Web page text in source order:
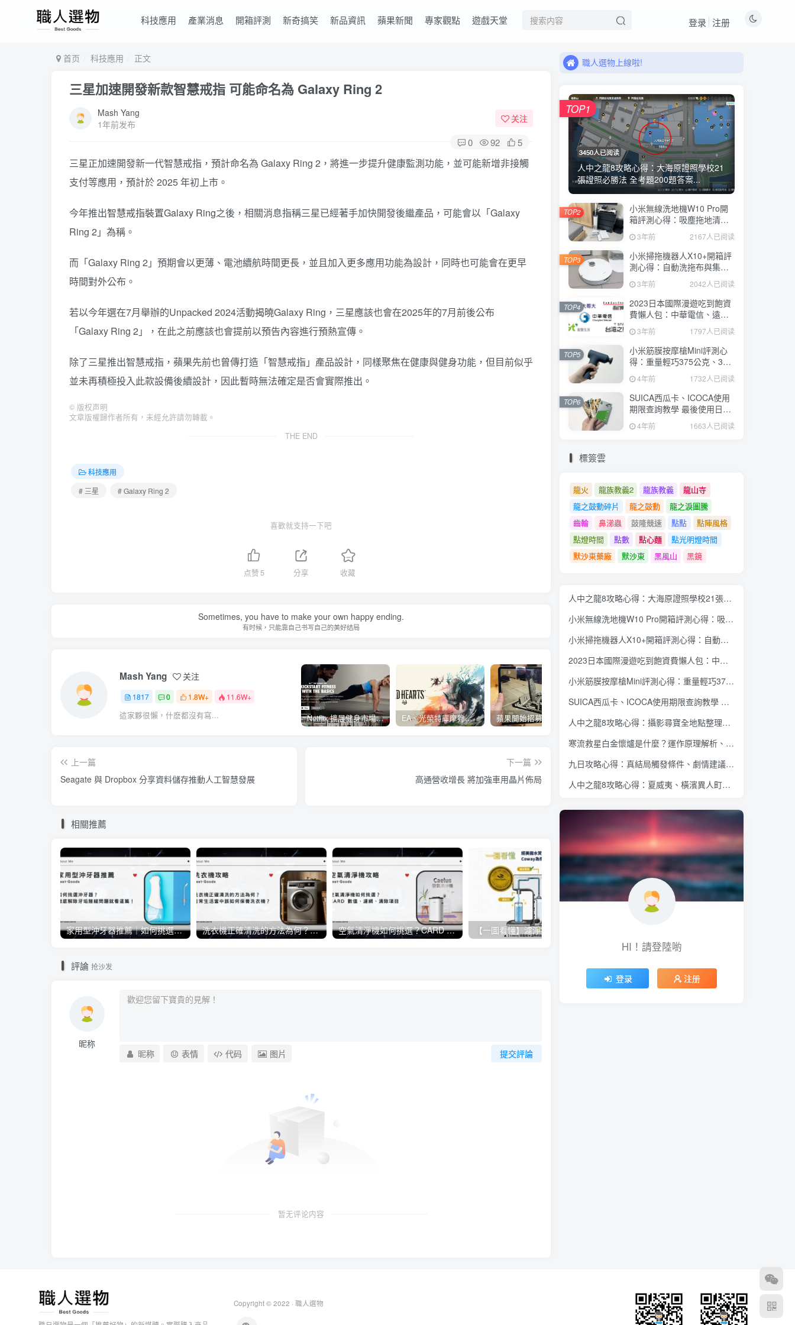
科技應用 產業消息 開箱評測 新奇搞笑 新品資訊 蘋果新聞 專家觀點 遊戲天堂 登录 注册
首页 科技應用 正文
三星加速開發新款智慧戒指 可能命名為 Galaxy Ring 2
Mash Yang
1年前发布
关注
0 92 5
三星正加速開發新一代智慧戒指，預計命名為 Galaxy Ring 2，將進一步提升健康監測功能，並可能新增非接觸
支付等應用，預計於 2025 年初上市。
今年推出智慧戒指裝置Galaxy Ring之後，相關消息指稱三星已經著手加快開發後繼產品，可能會以「Galaxy
Ring 2」為稱。
而「Galaxy Ring 2」預期會以更薄、電池續航時間更長，並且加入更多應用功能為設計，同時也可能會在更早
時間對外公布。
若以今年選在7月舉辦的Unpacked 2024活動揭曉Galaxy Ring，三星應該也會在2025年的7月前後公布
「Galaxy Ring 2」，在此之前應該也會提前以預告內容進行預熱宣傳。
除了三星推出智慧戒指，蘋果先前也曾傳打造「智慧戒指」產品設計，同樣聚焦在健康與健身功能，但目前似乎
並未再積極投入此款設備後續設計，因此暫時無法確定是否會實際推出。
© 版权声明
文章版權歸作者所有，未經允許請勿轉載。
THE END
科技應用
# 三星
# Galaxy Ring 2
喜歡就支持一下吧
点赞 5 分享 收藏
Sometimes, you have to make your own happy ending.
有时候，只能靠自己书写自己的美好结局
Mash Yang 关注
1817 0 1.8W+ 11.6W+
這家夥很懶，什麽都沒有寫... Netflix 擴展健身市場 與 Nike 合作推出《Nike Training Club》系列健身影片 EA、光榮特庫摩狩獵冒險遊戲《WILD HEARTS》公布「強大化獸」宣傳影片 蘋果開始招募混合實境應用內容開發人員 將能對應各類3D全景應用內容互動、影音服務使用體驗 Twitter Blue 訂閱服務重新推出 用 iOS 裝置訂閱月費多 3 美金
上一篇
Seagate 與 Dropbox 分享資料儲存推動人工智慧發展
下一篇
高通營收增長 將加強車用晶片佈局
相關推薦
家用型沖牙器推薦｜如何挑選沖牙器？徹底解除牙垢隙縫問題就看這篇！ 洗衣機正確清洗的方法為何？日常生活當中該如何保養洗衣機？ 空氣清淨機如何挑選？CARD 數值、濾網、清除項目《懶人包》
評論 抢沙发
昵称
提交評論
昵称 表情 代码 图片
暂无评论内容
職人選物上線啦!
職人選物上線啦!
3450人已阅读
人中之龍8攻略心得：大海原證照學校21
張證照必勝法 全考題200題答案...
TOP1
小米無線洗地機W10 Pro開
箱評測心得：吸塵拖地清洗3
合1、90度可調式機身、續航
力35分鐘、售價15995元
3年前 2167人已阅读
TOP2
小米掃拖機器人X10+開箱評
測心得：自動洗拖布與集
塵、旋轉式拖布更乾淨、連
續使用2小時、售價26995元
3年前 2042人已阅读
TOP3
2023日本國際漫遊吃到飽資
費懶人包：中華電信、遠傳
電信、台灣大哥大、台灣之
星、亞太電信
3年前 1797人已阅读
TOP4
小米筋膜按摩槍Mini評測心
得：重量輕巧375公克、3種
替換頭和3種模式、售價
2295元
4年前 1732人已阅读
TOP5
SUICA西瓜卡、ICOCA使用
期限查詢教學 最後使用日10
年內都有效 Android、iOS都
適用4年前 1663人已阅读
TOP6
標簽雲
龍火 龍族教義2 龍族教義
龍山寺
龍之鼓動碎片
龍之鼓動
龍之淚圖騰
齒輪
鼻涕蟲 鼓隆競速 點點
點陣風格
點燈時間
點數 點心麵
點光明燈時間
默沙東藥廠
默沙東 黑風山 黑鏡
人中之龍8攻略心得：大海原證照學校21張證照必勝法 全考題200題答案整理
小米無線洗地機W10 Pro開箱評測心得：吸塵拖地清洗3合1、90度可調式機身、續航力35分鐘、售價15995元
小米掃拖機器人X10+開箱評測心得：自動洗拖布與集塵、旋轉式拖布更乾淨、連續使用2小時、售價26995元
2023日本國際漫遊吃到飽資費懶人包：中華電信、遠傳電信、台灣大哥大、台灣之星、亞太電信
小米筋膜按摩槍Mini評測心得：重量輕巧375公克、3種替換頭和3種模式、售價2295元
SUICA西瓜卡、ICOCA使用期限查詢教學 最後使用日10年內都有效 Android、iOS都適用
人中之龍8攻略心得：攝影尋寶全地點整理、70個夏威夷與40個橫濱拍攝位置圖解
寒流救星白金懷爐是什麼？運作原理解析、相比電暖蛋有哪些優缺點？懷爐挑選方法介紹
九日攻略心得：真結局觸發條件、劇情建議攻略順序、全流程過關整理
人中之龍8攻略心得：夏威夷、橫濱異人町、神室町 全部14位神秘捏捏NPC地圖位置整理
HI！請登陸喲
登录 注册
Copyright © 2022 · 職人選物